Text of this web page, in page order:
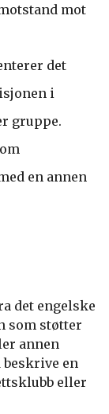
mot
det
i
gruppe.
en annen
det engelske
som støtter
annen
en
eller